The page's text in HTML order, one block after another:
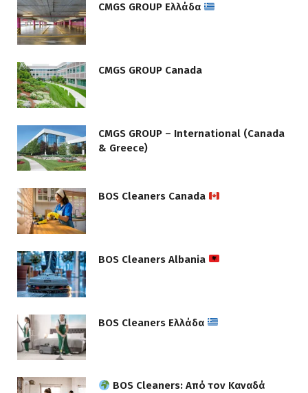
CMGS GROUP Ελλάδα
CMGS GROUP Canada
CMGS GROUP – International (Canada
& Greece)
BOS Cleaners Canada
BOS Cleaners Albania
BOS Cleaners Ελλάδα
BOS Cleaners: Από τον Καναδά